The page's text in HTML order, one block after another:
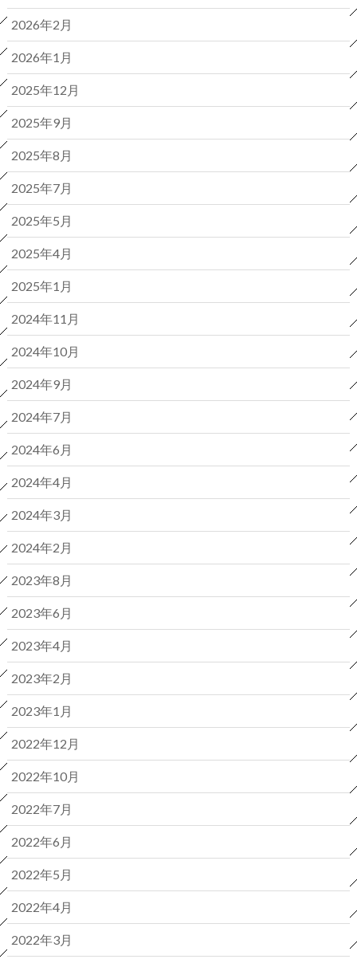
2026年2月
2026年1月
2025年12月
2025年9月
2025年8月
2025年7月
2025年5月
2025年4月
2025年1月
2024年11月
2024年10月
2024年9月
2024年7月
2024年6月
2024年4月
2024年3月
2024年2月
2023年8月
2023年6月
2023年4月
2023年2月
2023年1月
2022年12月
2022年10月
2022年7月
2022年6月
2022年5月
2022年4月
2022年3月